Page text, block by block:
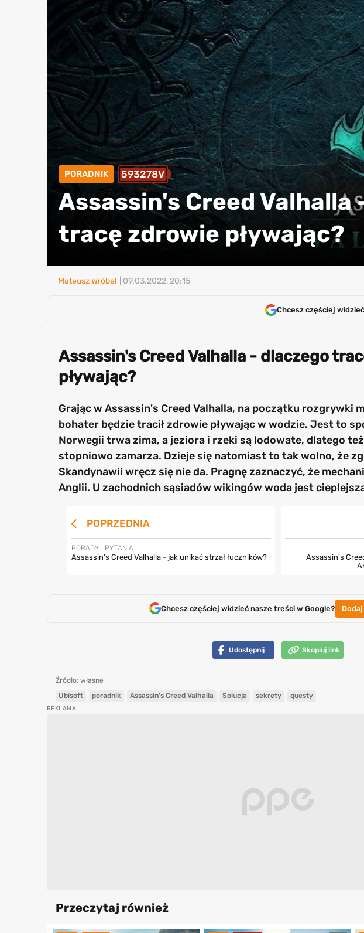
PORADNIK 593278V
Assassin's Creed Valhalla
tracę zdrowie pływając?
Mateusz Wróbel | 09.03.2022, 20:15
Chcesz częściej
Assassin's Creed Valhalla - dlaczego
pływając?
Grając w Assassin's Creed Valhalla, na początku rozgrywki
bohater będzie tracił zdrowie pływając w wodzie. Jest to
Norwegii trwa zima, a jeziora i rzeki są lodowate, dlatego
stopniowo zamarza. Dzieje się natomiast to tak wolno, że
Skandynawii wręcz się nie da. Pragnę zaznaczyć, że
Anglii. U zachodnich sąsiadów wikingów woda jest
POPRZEDNIA
PORADY I PYTANIA
Assassin's Creed Valhalla - jak unikać strzał łuczników?
Assassin's
Chcesz częściej widzieć nasze treści w Google?
Udostępnij Skopiuj link
Źródło: własne
Ubisoft
poradnik Assassin's Creed Valhalla Solucja sekrety questy
Przeczytaj również